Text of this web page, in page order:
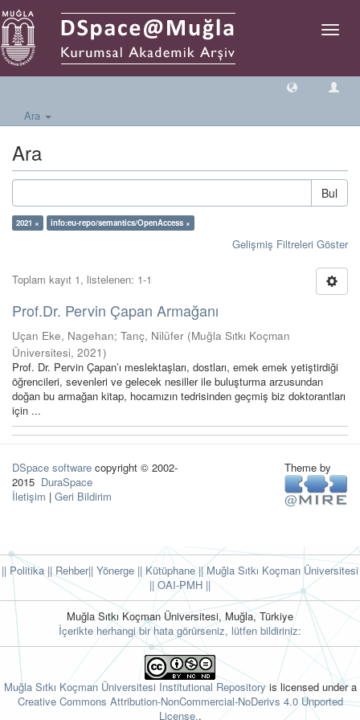
Geçiş
Ara
Ara
Bul
2021 × info:eu-repo/semantics/OpenAccess ×
Gelişmiş Filtreleri Göster
Toplam kayıt 1, listelenen: 1-1
Prof.Dr. Pervin Çapan Armağanı
Uçan Eke, Nagehan; Tanç, Nilüfer (Muğla Sıtkı Koçman
Üniversitesi, 2021)
Prof. Dr. Pervin Çapan’ı meslektaşları, dostları, emek emek yetiştirdiği
öğrencileri, sevenleri ve gelecek nesiller ile buluşturma arzusundan
doğan bu armağan kitap, hocamızın tedrisinden geçmiş biz doktorantları
için ...
DSpace software copyright © 2002-
2015 DuraSpace
İletişim | Geri Bildirim
Theme by
|| Politika|| Rehber|| Yönerge || Kütüphane|| Muğla Sıtkı Koçman Üniversitesi
|| OAI-PMH ||
Muğla Sıtkı Koçman Üniversitesi, Muğla, Türkiye
İçerikte herhangi bir hata görürseniz, lütfen bildiriniz:
Muğla Sıtkı Koçman Üniversitesi Institutional Repositoryis licensed under a
Creative Commons Attribution-NonCommercial-NoDerivs 4.0 Unported
License..